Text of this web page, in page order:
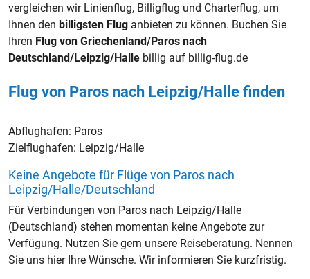
vergleichen wir Linienflug, Billigflug und Charterflug, um
Ihnen den billigsten Flug anbieten zu können. Buchen Sie
Ihren Flug von Griechenland/Paros nach
Deutschland/Leipzig/Halle billig auf billig-flug.de
Flug von Paros nach Leipzig/Halle finden
Abflughafen: Paros
Zielflughafen: Leipzig/Halle
Keine Angebote für Flüge von Paros nach
Leipzig/Halle/Deutschland
Für Verbindungen von Paros nach Leipzig/Halle
(Deutschland) stehen momentan keine Angebote zur
Verfügung. Nutzen Sie gern unsere Reiseberatung. Nennen
Sie uns hier Ihre Wünsche. Wir informieren Sie kurzfristig.